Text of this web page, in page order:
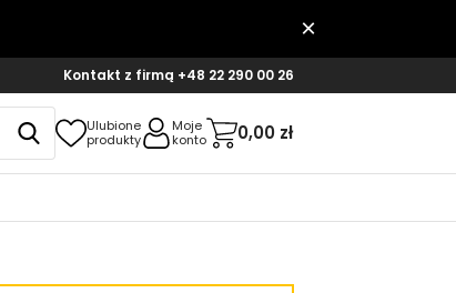
Kontakt z firmą +48 22 290 00 26
Ulubione
produkty
Moje
konto
0,00 zł